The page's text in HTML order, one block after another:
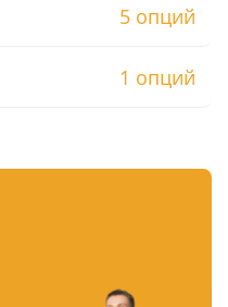
5 опций
1 опций